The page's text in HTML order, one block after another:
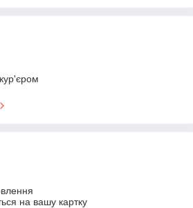
на вашу картку